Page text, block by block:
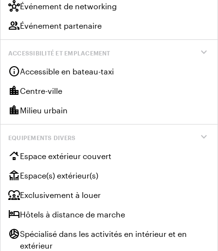
hubÉvénement de networking
groupÉvénement partenaire
expand_more
ACCESSIBILITÉ ET EMPLACEMENT
infoAccessible en bateau-taxi
location_cityCentre-ville
location_city Milieu urbain
expand_more
EQUIPEMENTS DIVERS
roofingEspace extérieur couvert
deckEspace(s) extérieur(s)
diversity_1Exclusivement à louer
hotelHôtels à distance de marche
sports_volleyballSpécialisé dans les activités en intérieur et en
extérieur